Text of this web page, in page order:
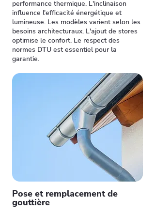
performance thermique. L'inclinaison
influence l'efficacité énergétique et
lumineuse. Les modèles varient selon les
besoins architecturaux. L'ajout de stores
optimise le confort. Le respect des
normes DTU est essentiel pour la
garantie.
Pose et remplacement de
gouttière